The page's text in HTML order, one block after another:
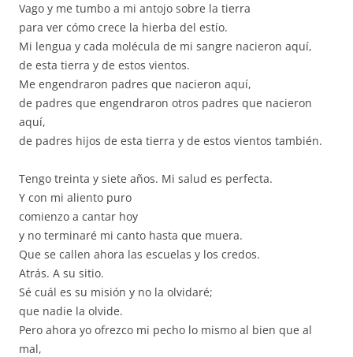
Vago y me tumbo a mi antojo sobre la tierra
para ver cómo crece la hierba del estío.
Mi lengua y cada molécula de mi sangre nacieron aquí,
de esta tierra y de estos vientos.
Me engendraron padres que nacieron aquí,
de padres que engendraron otros padres que nacieron
aquí,
de padres hijos de esta tierra y de estos vientos también.
Tengo treinta y siete años. Mi salud es perfecta.
Y con mi aliento puro
comienzo a cantar hoy
y no terminaré mi canto hasta que muera.
Que se callen ahora las escuelas y los credos.
Atrás. A su sitio.
Sé cuál es su misión y no la olvidaré;
que nadie la olvide.
Pero ahora yo ofrezco mi pecho lo mismo al bien que al
mal,